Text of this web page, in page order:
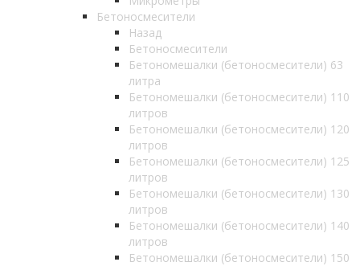
Бетоносмесители
Назад
Бетоносмесители
Бетономешалки (бетоносмесители) 63
литра
Бетономешалки (бетоносмесители) 110
литров
Бетономешалки (бетоносмесители) 120
литров
Бетономешалки (бетоносмесители) 125
литров
Бетономешалки (бетоносмесители) 130
литров
Бетономешалки (бетоносмесители) 140
литров
Бетономешалки (бетоносмесители) 150